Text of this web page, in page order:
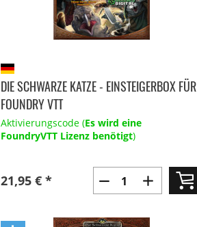
DIE SCHWARZE KATZE - EINSTEIGERBOX FÜR
FOUNDRY VTT
Aktivierungscode (Es wird eine
FoundryVTT Lizenz benötigt)
21,95 € *